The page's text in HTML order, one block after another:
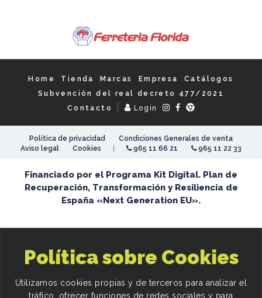
Política sobre Cookies
Utilizamos cookies propias y de terceros para analizar el
tráfico, ofrecer funciones de redes sociales y para
Home Tienda Marcas Empresa
Catálogos
Subvención del real decreto 477/2021
Contacto
Login
Política de privacidad
Condiciones Generales de venta
Aviso legal
Cookies 965 11 66 21 965 11 22 33
Financiado por el Programa Kit Digital. Plan de
Recuperación, Transformación y Resiliencia de
España «Next Generation EU».